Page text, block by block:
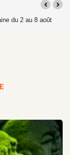
du 2 au 8 août